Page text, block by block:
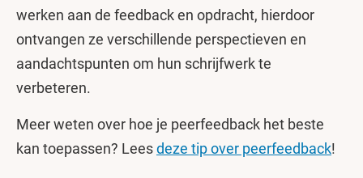
werken aan de feedback en opdracht, hierdoor
ontvangen ze verschillende perspectieven en
aandachtspunten om hun schrijfwerk te
verbeteren.
Meer weten over hoe je peerfeedback het beste
kan toepassen? Leesdeze tip over peerfeedback!